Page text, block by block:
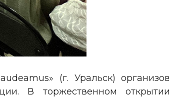
(г. Уральск)
В торжественном